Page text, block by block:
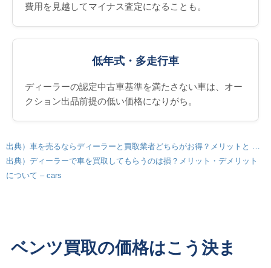
費用を見越してマイナス査定になることも。
低年式・多走行車
ディーラーの認定中古車基準を満たさない車は、オー
クション出品前提の低い価格になりがち。
出典）車を売るならディーラーと買取業者どちらがお得？メリットと …
出典）ディーラーで車を買取してもらうのは損？メリット・デメリット
について – cars
ベンツ買取の価格はこう決ま